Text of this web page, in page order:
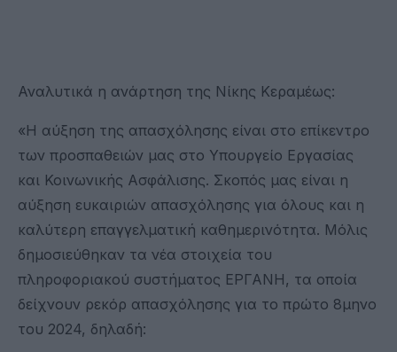
Αναλυτικά η ανάρτηση της Νίκης Κεραμέως:
«Η αύξηση της απασχόλησης είναι στο επίκεντρο
των προσπαθειών μας στο Υπουργείο Εργασίας
και Κοινωνικής Ασφάλισης. Σκοπός μας είναι η
αύξηση ευκαιριών απασχόλησης για όλους και η
καλύτερη επαγγελματική καθημερινότητα. Μόλις
δημοσιεύθηκαν τα νέα στοιχεία του
πληροφοριακού συστήματος ΕΡΓΑΝΗ, τα οποία
δείχνουν ρεκόρ απασχόλησης για το πρώτο 8μηνο
του 2024, δηλαδή: